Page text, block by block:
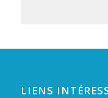
LIENS